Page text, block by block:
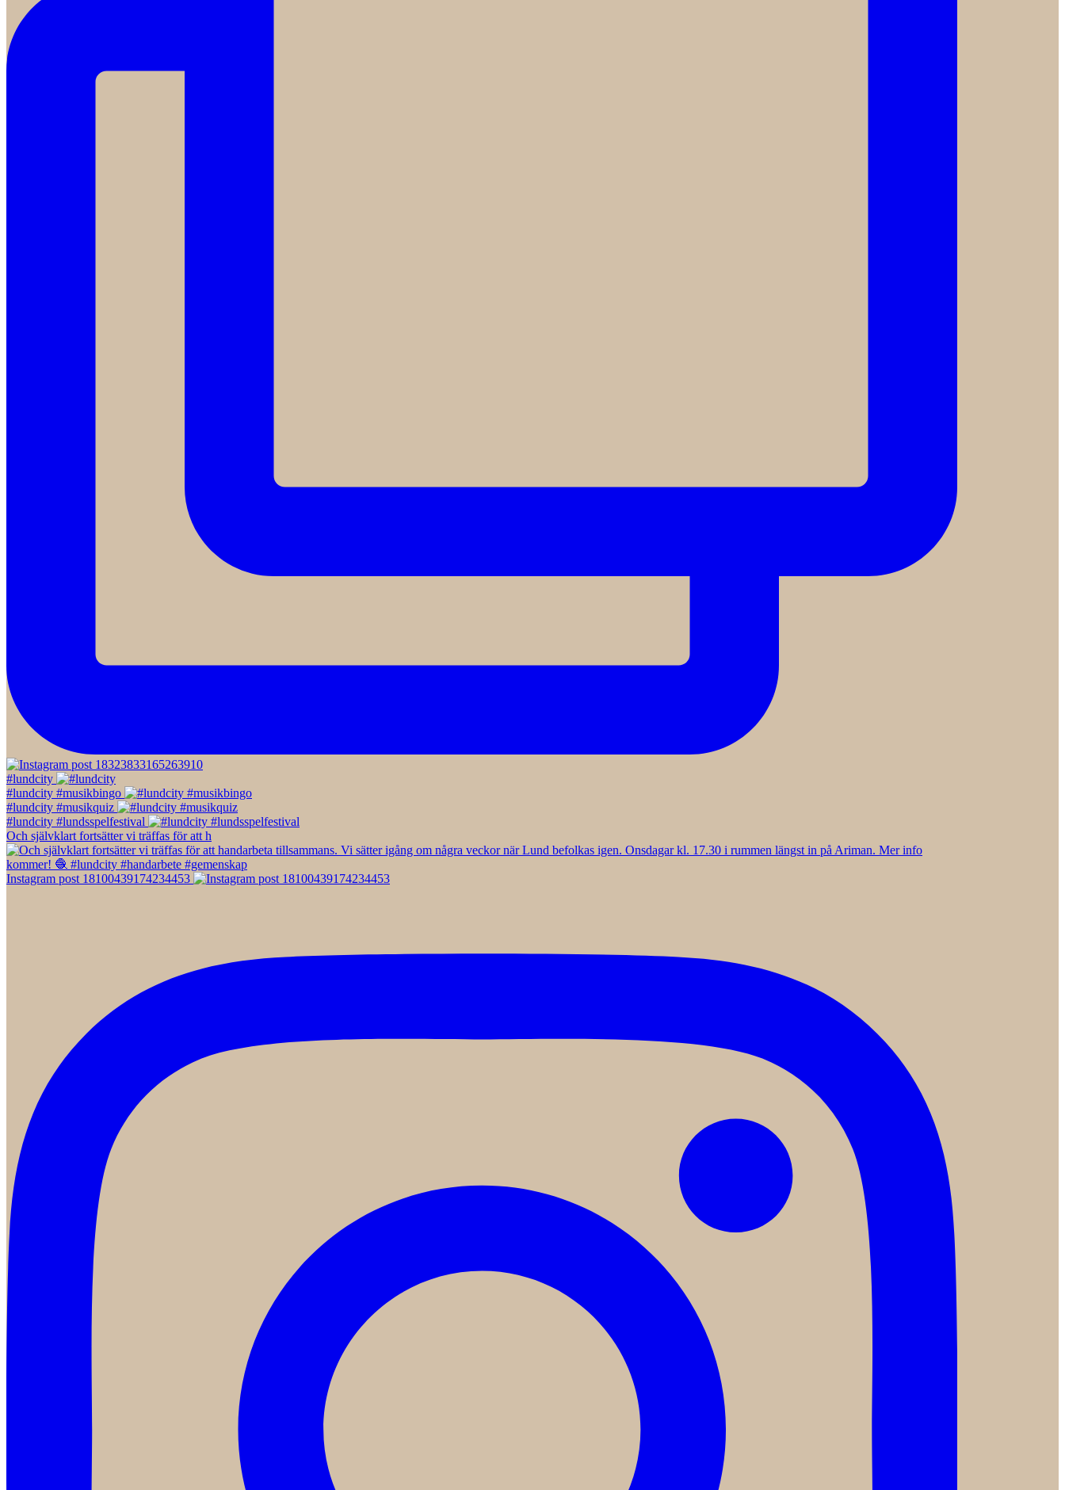
#lundcity
#lundcity #musikbingo
#lundcity #musikquiz
#lundcity #lundsspelfestival
Och självklart fortsätter vi träffas för att h
Instagram post 18100439174234453